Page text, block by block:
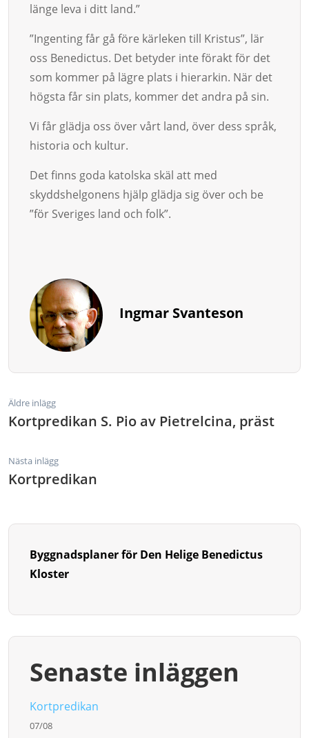
länge leva i ditt land.”
”Ingenting får gå före kärleken till Kristus”, lär
oss Bene­dictus. Det be­tyder inte förakt för det
som kommer på lägre plats i hier­arkin. När det
högsta får sin plats, kom­mer det andra på sin.
Vi får glädja oss över vårt land, över dess språk,
histo­ria och kultur.
Det finns goda katolska skäl att med
skyddshelgonens hjälp gläd­ja sig över och be
”för Sveriges land och folk”.
Ingmar Svanteson
Äldre inlägg
Kortpredikan S. Pio av Pietrelcina, präst
Nästa inlägg
Kortpredikan
Byggnadsplaner för Den Helige Benedictus
Kloster
Senaste inläggen
Kortpredikan
07/08